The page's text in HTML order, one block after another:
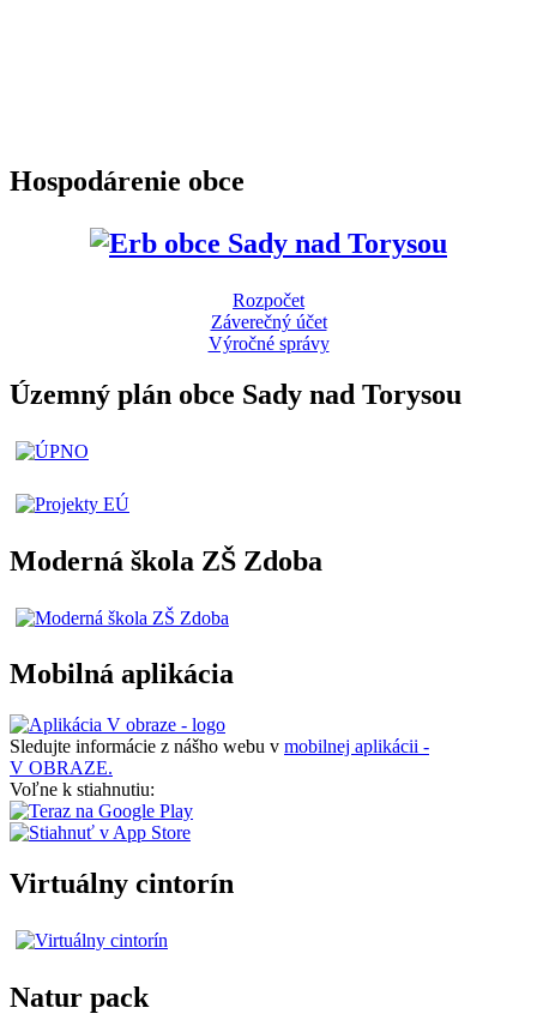
Hospodárenie obce
Rozpočet
Záverečný účet
Výročné správy
Územný plán obce Sady nad Torysou
Moderná škola ZŠ Zdoba
Mobilná aplikácia
Sledujte informácie z nášho webu v mobilnej aplikácii -
V OBRAZE.
Voľne k stiahnutiu:
Virtuálny cintorín
Natur pack